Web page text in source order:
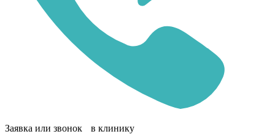
Заявка или звонок в клинику